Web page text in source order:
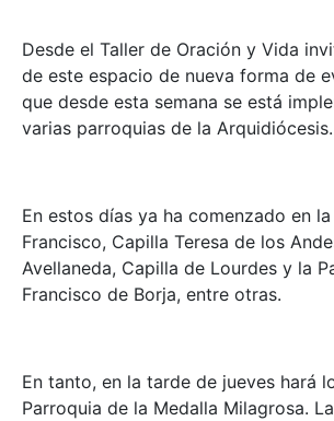
Desde el Taller de Oración y Vida
de este espacio de nueva forma de
que desde esta semana se está
varias parroquias de la Arquidiócesis.
En estos días ya ha comenzado en
Francisco, Capilla Teresa de los
Avellaneda, Capilla de Lourdes y la
Francisco de Borja, entre otras.
En tanto, en la tarde de jueves hará
Parroquia de la Medalla Milagrosa.